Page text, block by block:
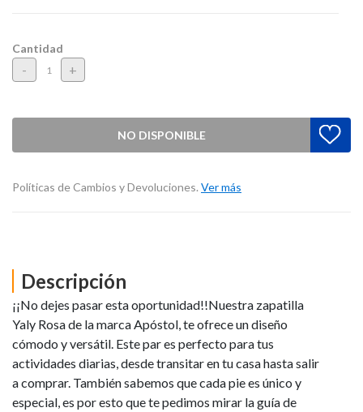
Cantidad
- +
NO DISPONIBLE
Políticas de Cambios y Devoluciones. Ver más
Descripción
¡¡No dejes pasar esta oportunidad!!Nuestra zapatilla
Yaly Rosa de la marca Apóstol, te ofrece un diseño
cómodo y versátil. Este par es perfecto para tus
actividades diarias, desde transitar en tu casa hasta salir
a comprar. También sabemos que cada pie es único y
especial, es por esto que te pedimos mirar la guía de